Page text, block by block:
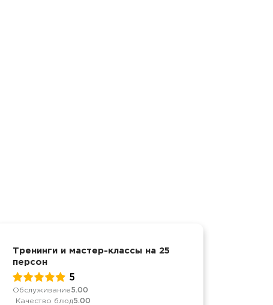
Тренинги и мастер-классы на 25
персон
5
Обслуживание5.00
Качество блюд5.00